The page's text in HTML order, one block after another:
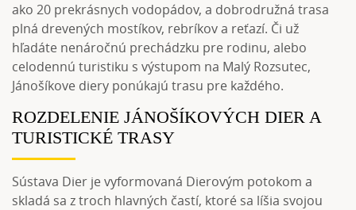
ako 20 prekrásnych vodopádov, a dobrodružná trasa
plná drevených mostíkov, rebríkov a reťazí. Či už
hľadáte nenáročnú prechádzku pre rodinu, alebo
celodennú turistiku s výstupom na Malý Rozsutec,
Jánošíkove diery ponúkajú trasu pre každého.
ROZDELENIE JÁNOŠÍKOVÝCH DIER A
TURISTICKÉ TRASY
Sústava Dier je vyformovaná Dierovým potokom a
skladá sa z troch hlavných častí, ktoré sa líšia svojou